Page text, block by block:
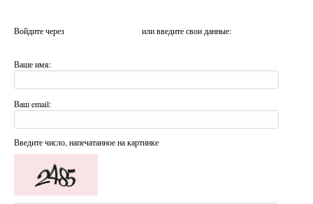
Войдите через или введите свои данные:
Ваше имя:
Ваш email:
Введите число, напечатанное на картинке